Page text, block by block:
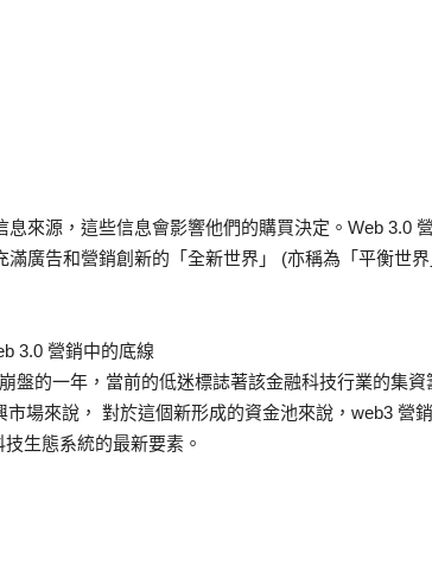
來源，這些信息會影響他們的購買決定。Web 3.0
廣告和營銷創新的「全新世界」 (亦稱為「平衡世
3.0 營銷中的底線
盤的一年，當前的低迷標誌著該金融科技行業的集資
市場來說， 對於這個新形成的資金池來說，web3 營
生態系統的最新要素。